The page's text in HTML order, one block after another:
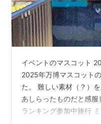
イベントのマスコット
2025年万博マスコット
た。 難しい素材（？）
あしらったものだと感
ランキング参加中旅行